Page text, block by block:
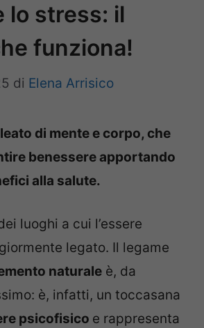
lo stress: il
funziona!
di Elena Arrisico
di mente e corpo, che
benessere apportando
alla salute.
luoghi a cui l’essere
legato. Il legame
naturale è, da
è, infatti, un toccasana
psicofisico e rappresenta